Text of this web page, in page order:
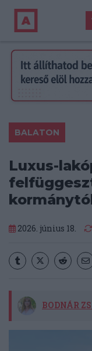
BALATON
Luxus-
2026. június 18.
BODNÁR